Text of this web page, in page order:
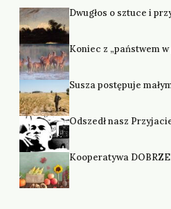
Dwugłos o sztuce i
Koniec z „państwem
Susza postępuje
Odszedł nasz
Kooperatywa